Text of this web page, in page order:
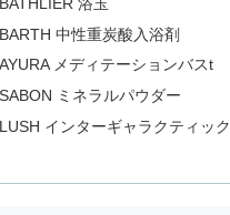
中性重炭酸入浴剤
メディテーションバスt
ミネラルパウダー
インターギャラクティック